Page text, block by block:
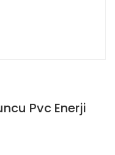
Pvc Enerji